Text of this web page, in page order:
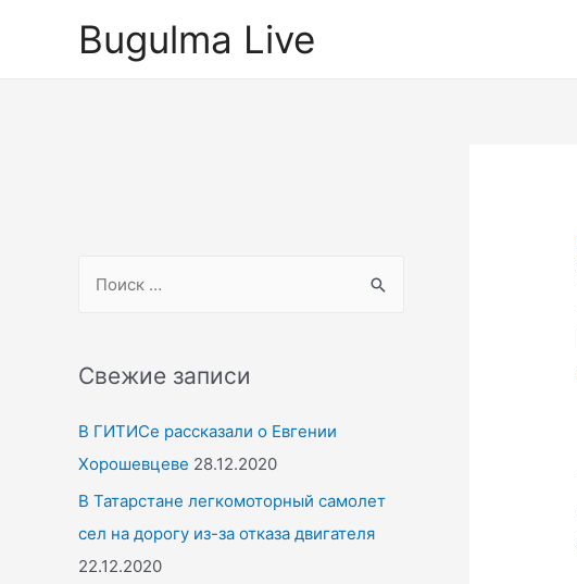
Bugulma Live
r
h
f
o
r
:
Свежие записи
В ГИТИСе рассказали о Евгении
Хорошевцеве 28.12.2020
В Татарстане легкомоторный самолет
сел на дорогу из-за отказа двигателя
22.12.2020